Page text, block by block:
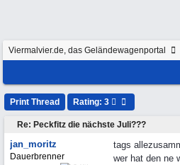
Viermalvier.de, das Geländewagenportal
Print Thread Rating: 3
Re: Peckfitz die nächste Juli???
jan_moritz
Dauerbrenner
tags
wer hat den ne